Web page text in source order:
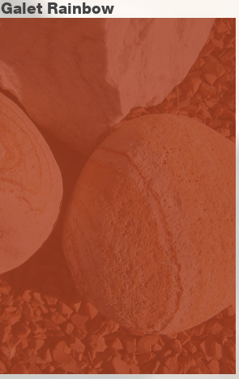
Galet Rainbow